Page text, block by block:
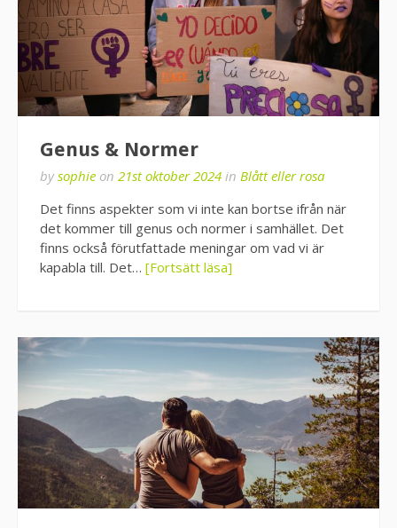
Genus & Normer
bysophie on 21st oktober 2024 in Blått eller rosa
Det finns aspekter som vi inte kan bortse ifrån när
det kommer till genus och normer i samhället. Det
finns också förutfattade meningar om vad vi är
kapabla till. Det… [Fortsätt läsa]